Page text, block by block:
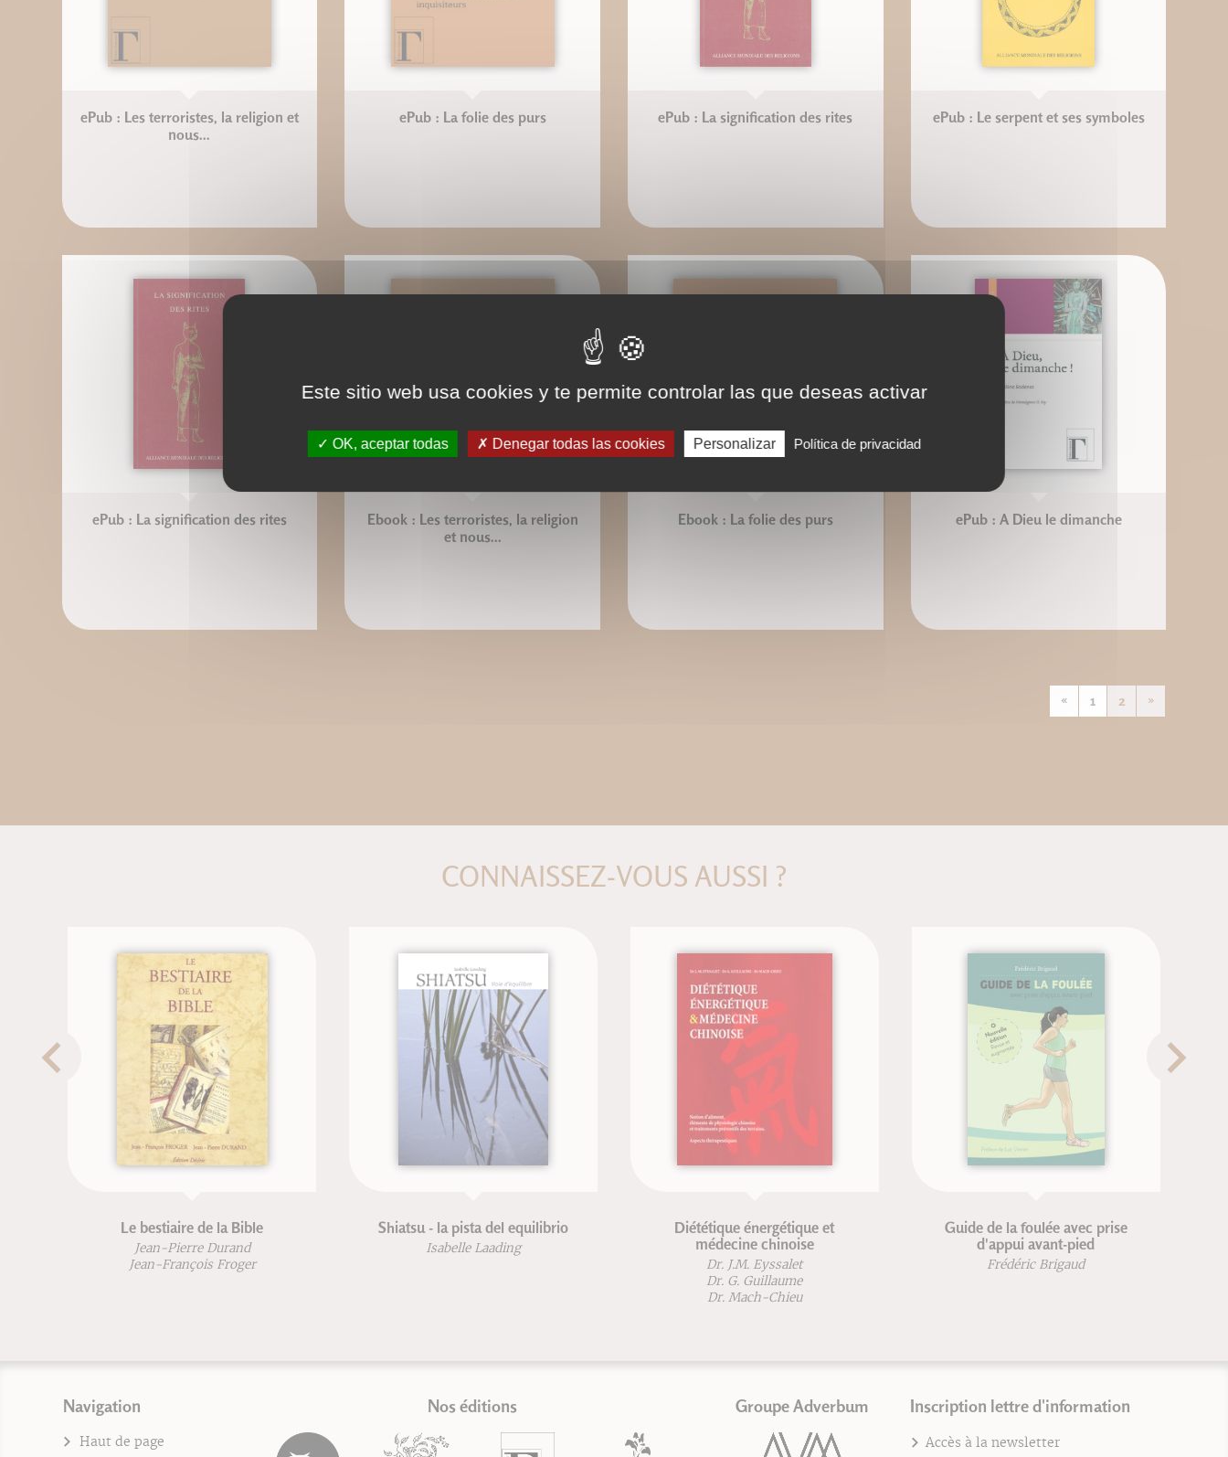
ePub : Les terroristes, la religion et
nous...
ePub : La folie des purs ePub : La signification des rites ePub : Le serpent et ses symboles
ePub : La signification des rites
Ebook : Les terroristes, la religion
et nous...
Ebook : La folie des purs ePub : A Dieu le dimanche
« 1 2 »
CONNAISSEZ-VOUS AUSSI ?
Shiatsu - la pista del equilibrio
Isabelle Laading
Diététique énergétique et
médecine chinoise
Guide de la foulée avec prise
d'appui avant-pied
Frédéric Brigaud
Las katas
Kenji Tokitsu
Navigation
Haut de page
Nos éditions Groupe Adverbum Inscription lettre d'information
Accès à la newsletter
Este sitio web usa cookies y te permite controlar las que deseas activar
OK, aceptar todas Denegar todas las cookies Personalizar Política de privacidad